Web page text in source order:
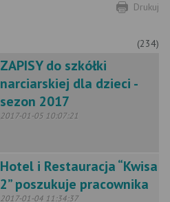
Drukuj
(234)
ZAPISY do szkółki
narciarskiej dla dzieci -
sezon 2017
2017-01-05 10:07:21
Hotel i Restauracja “Kwisa
2” poszukuje pracownika
2017-01-04 11:34:37